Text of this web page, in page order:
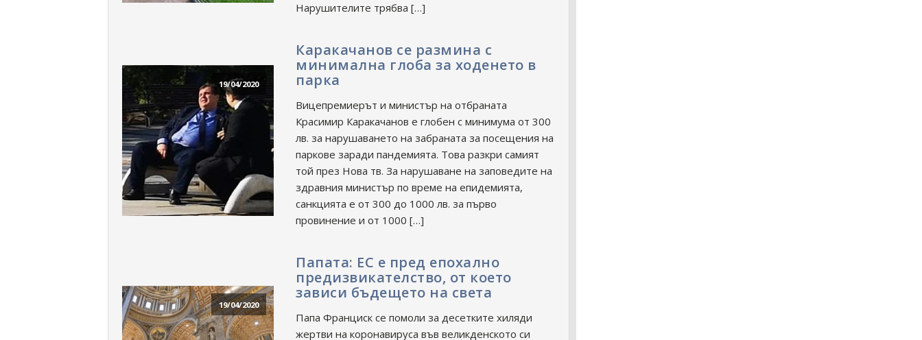
Нарушителите трябва […]
19/04/2020
Каракачанов се размина с
минимална глоба за ходенето в
парка
Вицепремиерът и министър на отбраната
Красимир Каракачанов е глобен с минимума от 300
лв. за нарушаването на забраната за посещения на
паркове заради пандемията. Това разкри самият
той през Нова тв. За нарушаване на заповедите на
здравния министър по време на епидемията,
санкцията е от 300 до 1000 лв. за първо
провинение и от 1000 […]
19/04/2020
Папата: ЕС е пред епохално
предизвикателство, от което
зависи бъдещето на света
Папа Франциск се помоли за десетките хиляди
жертви на коронавируса във великденското си